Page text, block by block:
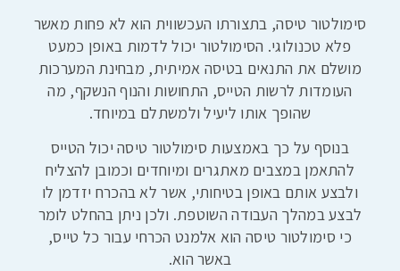
סימולטור טיסה, בתצורתו העכשווית הוא לא פחות מאשר
פלא טכנולוגי. הסימולטור יכול לדמות באופן כמעט
מושלם את התנאים בטיסה אמיתית, מבחינת המערכות
העומדות לרשות הטייס, התחושות והנוף הנשקף, מה
שהופך אותו ליעיל ולמשתלם במיוחד.
בנוסף על כך באמצעות סימולטור טיסה יכול הטייס
להתאמן במצבים מאתגרים ומיוחדים וכמובן להצליח
ולבצע אותם באופן בטיחותי, אשר לא בהכרח יזדמן לו
לבצע במהלך העבודה השוטפת. ולכן ניתן בהחלט לומר
כי סימולטור טיסה הוא אלמנט הכרחי עבור כל טייס,
באשר הוא.